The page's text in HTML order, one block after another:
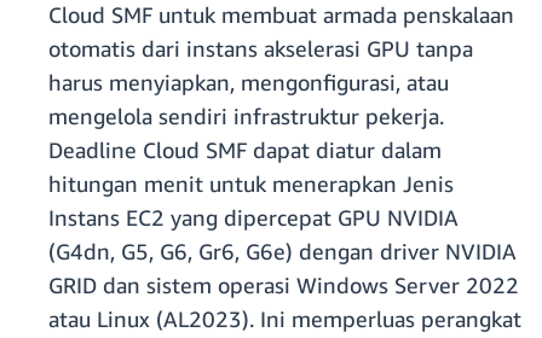
Cloud SMF untuk membuat armada penskalaan
otomatis dari instans akselerasi GPU tanpa
harus menyiapkan, mengonfigurasi, atau
mengelola sendiri infrastruktur pekerja.
Deadline Cloud SMF dapat diatur dalam
hitungan menit untuk menerapkan Jenis
Instans EC2 yang dipercepat GPU NVIDIA
(G4dn, G5, G6, Gr6, G6e) dengan driver NVIDIA
GRID dan sistem operasi Windows Server 2022
atau Linux (AL2023). Ini memperluas perangkat